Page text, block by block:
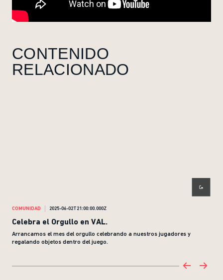
CONTENIDO
RELACIONADO
COMUNIDAD 2025-06-02T21:00:00.000Z
Celebra el Orgullo en VAL.
Arrancamos el mes del orgullo celebrando a nuestros jugadores y
regalando objetos dentro del juego.